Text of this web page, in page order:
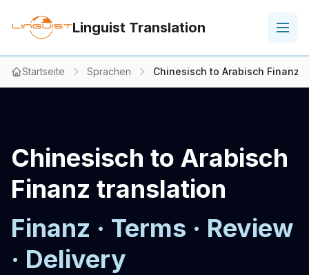
Linguist Translation
Startseite Sprachen Chinesisch to Arabisch Finanz
Chinesisch to Arabisch
Finanz translation
Finanz · Terms · Review
· Delivery